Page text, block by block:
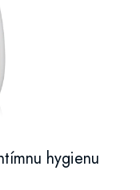
hygienu